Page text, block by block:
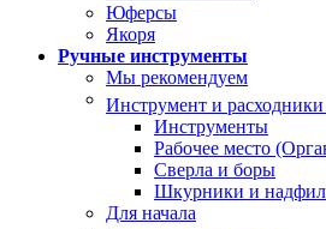
Юферсы
Якоря
Ручные инструменты
Мы рекомендуем
Инструмент и расходники
Инструменты
Рабочее место
Сверла и боры
Шкурники и
Для начала